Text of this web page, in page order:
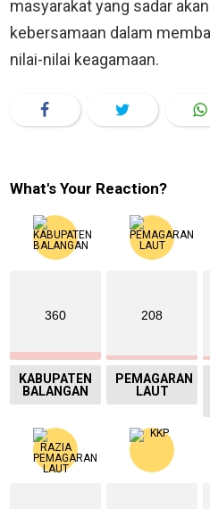
masyarakat yang sadar
kebersamaan dalam
nilai-nilai keagamaan.
What's Your Reaction?
360
KABUPATEN
BALANGAN
208
PEMAGARAN
LAUT